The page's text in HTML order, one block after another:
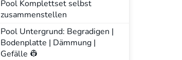
Pool Komplettset selbst
zusammenstellen
Pool Untergrund: Begradigen |
Bodenplatte | Dämmung |
Gefälle 👷